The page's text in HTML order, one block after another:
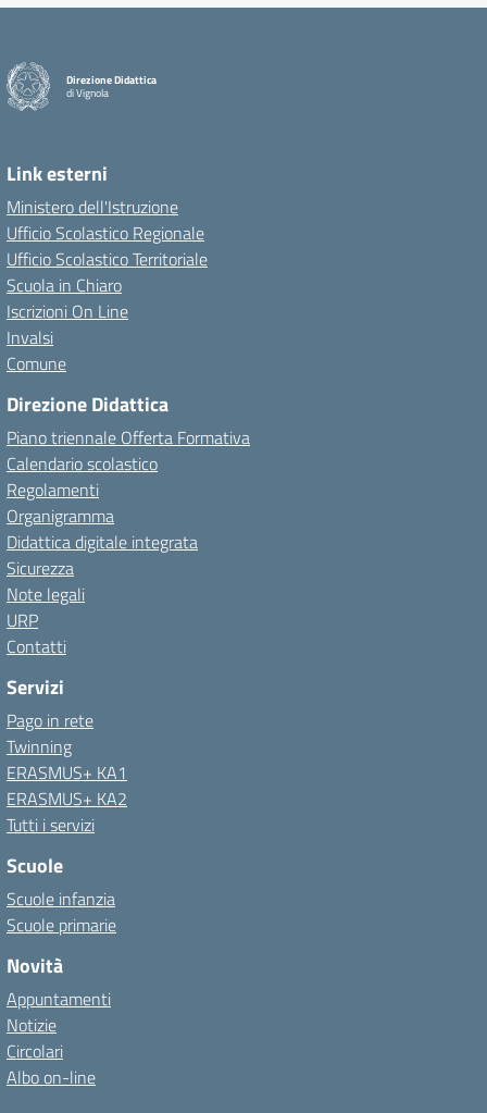
Direzione Didattica
di Vignola
Link esterni
Ministero dell'Istruzione
Ufficio Scolastico Regionale
Ufficio Scolastico Territoriale
Scuola in Chiaro
Iscrizioni On Line
Invalsi
Comune
Direzione Didattica
Piano triennale Offerta Formativa
Calendario scolastico
Regolamenti
Organigramma
Didattica digitale integrata
Sicurezza
Note legali
URP
Contatti
Servizi
Pago in rete
Twinning
ERASMUS+ KA1
ERASMUS+ KA2
Tutti i servizi
Scuole
Scuole infanzia
Scuole primarie
Novità
Appuntamenti
Notizie
Circolari
Albo on-line